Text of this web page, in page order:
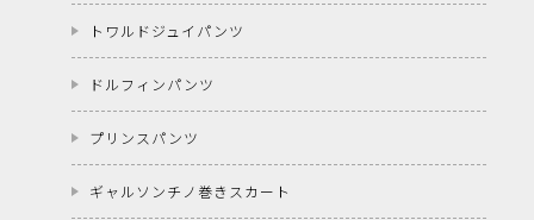
トワルドジュイパンツ
ドルフィンパンツ
プリンスパンツ
ギャルソンチノ巻きスカート